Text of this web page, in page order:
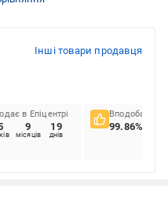
Інші товари продавця
в Епіцентрі
9
місяців
19
днів
Вподобання
99.86%